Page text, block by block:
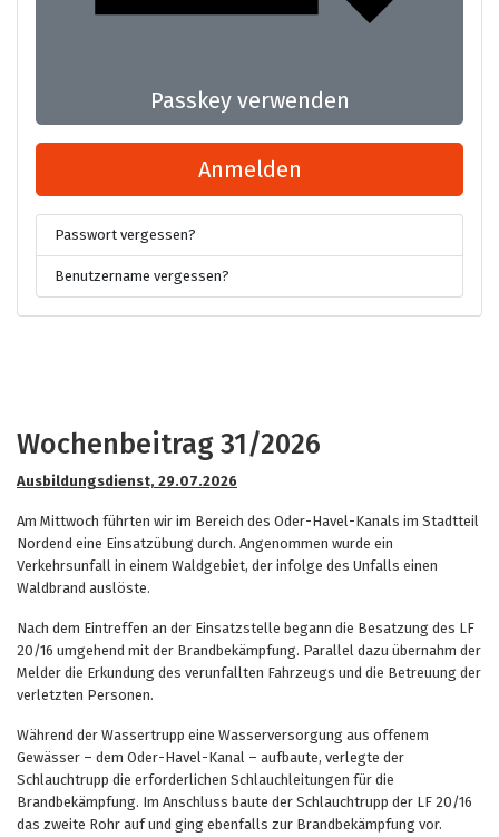
Passkey verwenden
Anmelden
Passwort vergessen?
Benutzername vergessen?
Wochenbeitrag 31/2026
Ausbildungsdienst, 29.07.2026
Am Mittwoch führten wir im Bereich des Oder-Havel-Kanals im Stadtteil
Nordend eine Einsatzübung durch. Angenommen wurde ein
Verkehrsunfall in einem Waldgebiet, der infolge des Unfalls einen
Waldbrand auslöste.
Nach dem Eintreffen an der Einsatzstelle begann die Besatzung des LF
20/16 umgehend mit der Brandbekämpfung. Parallel dazu übernahm der
Melder die Erkundung des verunfallten Fahrzeugs und die Betreuung der
verletzten Personen.
Während der Wassertrupp eine Wasserversorgung aus offenem
Gewässer – dem Oder-Havel-Kanal – aufbaute, verlegte der
Schlauchtrupp die erforderlichen Schlauchleitungen für die
Brandbekämpfung. Im Anschluss baute der Schlauchtrupp der LF 20/16
das zweite Rohr auf und ging ebenfalls zur Brandbekämpfung vor.